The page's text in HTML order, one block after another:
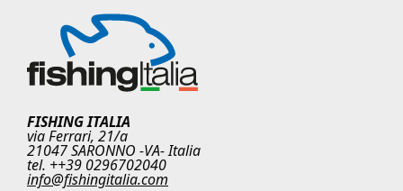
FISHING ITALIA
via Ferrari, 21/a
21047 SARONNO -VA- Italia
tel. ++39 0296702040
info@fishingitalia.com